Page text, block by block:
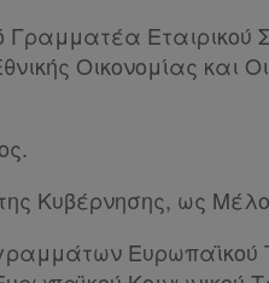
Γραμματέα Εταιρικού
Οικονομίας και
Κυβέρνησης, ως
Ευρωπαϊκού